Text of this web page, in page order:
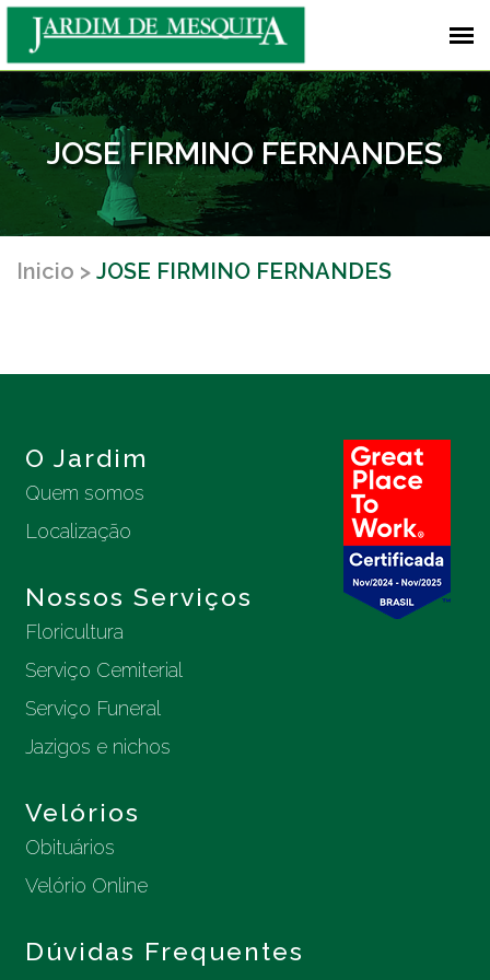
JOSE FIRMINO FERNANDES
Inicio JOSE FIRMINO FERNANDES
O Jardim
Quem somos
Localização
Nossos Serviços
Floricultura
Serviço Cemiterial
Serviço Funeral
Jazigos e nichos
Velórios
Obituários
Velório Online
Dúvidas Frequentes